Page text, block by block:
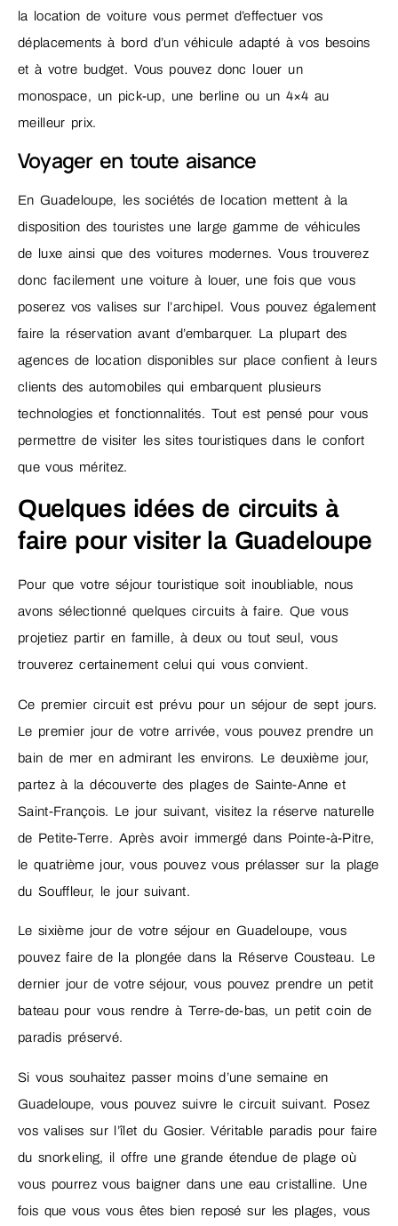
la location de voiture vous permet d’effectuer vos
déplacements à bord d’un véhicule adapté à vos besoins
et à votre budget. Vous pouvez donc louer un
monospace, un pick-up, une berline ou un 4×4 au
meilleur prix.
Voyager en toute aisance
En Guadeloupe, les sociétés de location mettent à la
disposition des touristes une large gamme de véhicules
de luxe ainsi que des voitures modernes. Vous trouverez
donc facilement une voiture à louer, une fois que vous
poserez vos valises sur l’archipel. Vous pouvez également
faire la réservation avant d’embarquer. La plupart des
agences de location disponibles sur place confient à leurs
clients des automobiles qui embarquent plusieurs
technologies et fonctionnalités. Tout est pensé pour vous
permettre de visiter les sites touristiques dans le confort
que vous méritez.
Quelques idées de circuits à
faire pour visiter la Guadeloupe
Pour que votre séjour touristique soit inoubliable, nous
avons sélectionné quelques circuits à faire. Que vous
projetiez partir en famille, à deux ou tout seul, vous
trouverez certainement celui qui vous convient.
Ce premier circuit est prévu pour un séjour de sept jours.
Le premier jour de votre arrivée, vous pouvez prendre un
bain de mer en admirant les environs. Le deuxième jour,
partez à la découverte des plages de Sainte-Anne et
Saint-François. Le jour suivant, visitez la réserve naturelle
de Petite-Terre. Après avoir immergé dans Pointe-à-Pitre,
le quatrième jour, vous pouvez vous prélasser sur la plage
du Souffleur, le jour suivant.
Le sixième jour de votre séjour en Guadeloupe, vous
pouvez faire de la plongée dans la Réserve Cousteau. Le
dernier jour de votre séjour, vous pouvez prendre un petit
bateau pour vous rendre à Terre-de-bas, un petit coin de
paradis préservé.
Si vous souhaitez passer moins d’une semaine en
Guadeloupe, vous pouvez suivre le circuit suivant. Posez
vos valises sur l’îlet du Gosier. Véritable paradis pour faire
du snorkeling, il offre une grande étendue de plage où
vous pourrez vous baigner dans une eau cristalline. Une
fois que vous vous êtes bien reposé sur les plages, vous